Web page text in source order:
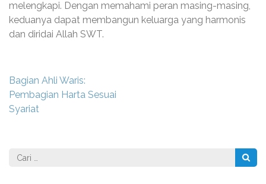
melengkapi. Dengan memahami peran masing-masing,
keduanya dapat membangun keluarga yang harmonis
dan diridai Allah SWT.
Navigasi
pos
Bagian Ahli Waris:
Pembagian Harta Sesuai
Syariat
Cari